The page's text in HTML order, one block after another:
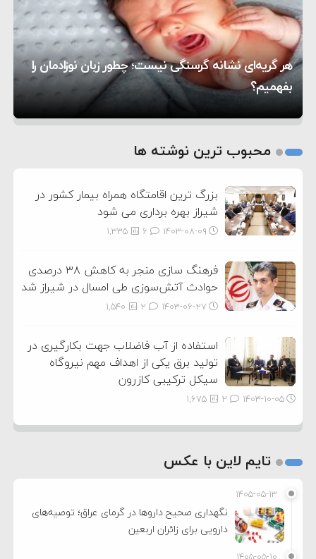
حماس شد
اعتراض عراقچی به همتای بلغارستانی به دلیل کمک
به آمریکا در حملات به ایران
۱۶:۱۹
کشورهایی که به متجاوزان کمک می کنند پاسخ
سختی خواهند گرفت
۱۰:۱۵
سنتکام پایان تجاوز جدید به ایران را اعلام کرد
۶:۰۵
هر گریه‌ای نشانه گرسنگی نیست؛ چطور زبان نوزادمان را
بفهمیم؟
تغذیه پدر می‌تواند بر سلامت نوزاد تأثیر بگذارد
روی دیگر زندگی
2
محبوب ترین نوشته ها
بزرگ ترین اقامتگاه همراه بیمار کشور در
شیراز بهره برداری می شود
۱۴۰۳-۰۸-۰۹ 1,335
فرهنگ سازی منجر به کاهش ۳۸ درصدی
حوادث آتش‌سوزی طی امسال در شیراز شد
۱۴۰۳-۰۶-۲۷ 1,540
استفاده از آب فاضلاب جهت بکارگیری در
تولید برق یکی از اهداف مهم نیروگاه
سیکل ترکیبی کازرون
۱۴۰۳-۱۰-۰۵ 1,675
تایم لاین با عکس
۱۴۰۵-۰۵-۱۳
نگهداری صحیح داروها در گرمای عراق؛ توصیه‌های
دارویی برای زائران اربعین